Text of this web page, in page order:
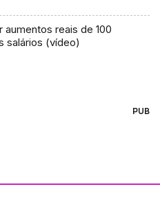
aumentos reais de 100
salários (vídeo)
PUB